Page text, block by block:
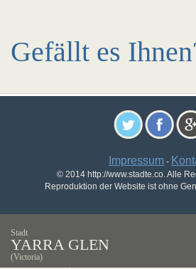
Gefällt es
Impressum -
© 2014 http://www.stadte.co. Alle
Reproduktion der Website ist ohne
Stadt
YARRA GLEN
(Victoria)